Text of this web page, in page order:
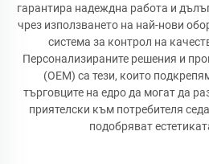
гарантира надеждна работа и
чрез използването на най-нови
система за контрол на
Персонализираните решения и
(OEM) са тези, които
търговците на едро да могат да
приятелски към потребителя
подобряват